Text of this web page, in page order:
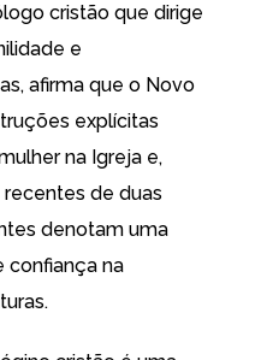
cristão que dirige
e
, afirma que o Novo
explícitas
na Igreja e,
de duas
denotam uma
confiança na